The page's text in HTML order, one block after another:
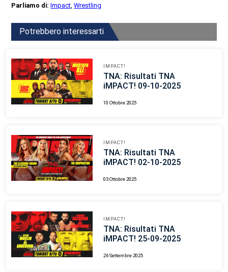
Parliamo di:Impact,Wrestling
Potrebbero interessarti
IMPACT!
TNA: Risultati TNA
iMPACT! 09-10-2025
10 Ottobre 2025
IMPACT!
TNA: Risultati TNA
iMPACT! 02-10-2025
03 Ottobre 2025
IMPACT!
TNA: Risultati TNA
iMPACT! 25-09-2025
26 Settembre 2025